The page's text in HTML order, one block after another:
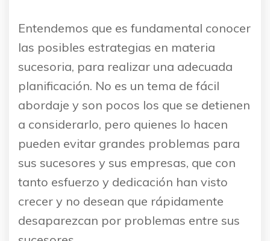
Entendemos que es fundamental conocer
las posibles estrategias en materia
sucesoria, para realizar una adecuada
planificación. No es un tema de fácil
abordaje y son pocos los que se detienen
a considerarlo, pero quienes lo hacen
pueden evitar grandes problemas para
sus sucesores y sus empresas, que con
tanto esfuerzo y dedicación han visto
crecer y no desean que rápidamente
desaparezcan por problemas entre sus